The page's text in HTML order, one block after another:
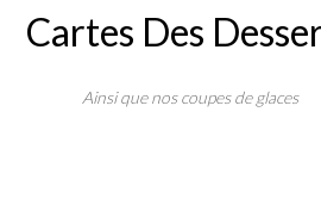
Cartes Des
Ainsi que nos coupes de glaces